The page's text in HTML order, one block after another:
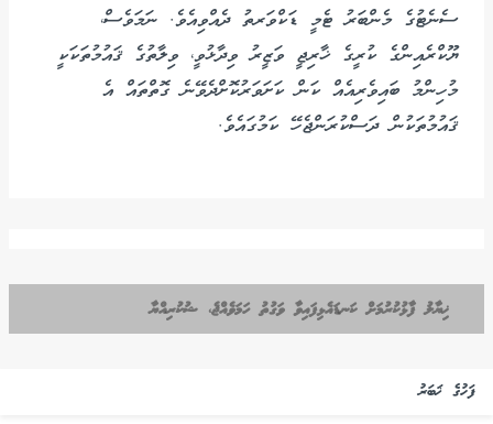
ސެނެޓުގެ މެންބަރު ޓެމީ ޑަކްވަރތު ދެއްވިއެވެ. ނަމަވެސް،
ޔޫކްރެއިންގެ ކުރީގެ ޚާރިޖީ ވަޒީރު ވިދާޅުވީ، ވިލާތުގެ ޤައުމުތަކަކީ
މުހިންމު ބައިވެރިއެއް ކަން ކަށަވަރުކޮށްދެވޭނެ ގޮތްތައް އެ
ޤައުމުތަކުން ދަސްކުރަންޖެހޭ ކަމުގައެވެ.
ޚިޔާލު ފާޅުކުރުމަށް ކަނޑައެޅިފައިވާ ވަގުތު ހަމަވެއްޖެ، ޝުކުރިއްޔާ
ފަހުގެ ޚަބަރު